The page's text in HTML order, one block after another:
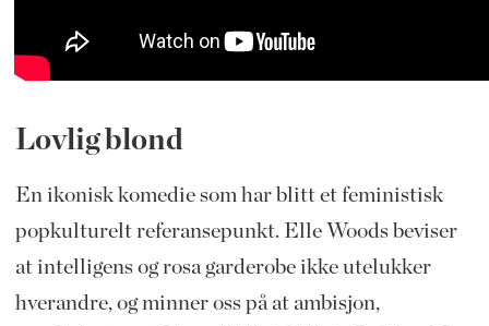
Lovlig blond
En ikonisk komedie som har blitt et feministisk
popkulturelt referansepunkt. Elle Woods beviser
at intelligens og rosa garderobe ikke utelukker
hverandre, og minner oss på at ambisjon,